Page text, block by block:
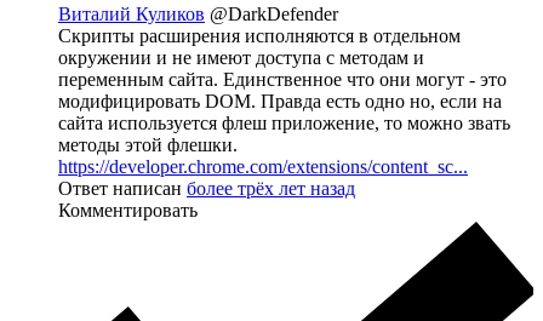
Виталий Куликов @DarkDefender
Скрипты расширения исполняются в отдельном
окружении и не имеют доступа с методам и
переменным сайта. Единственное что они могут - это
модифицировать DOM. Правда есть одно но, если на
сайта используется флеш приложение, то можно звать
методы этой флешки.
https://developer.chrome.com/extensions/content_sc...
Ответ написан более трёх лет назад
Комментировать